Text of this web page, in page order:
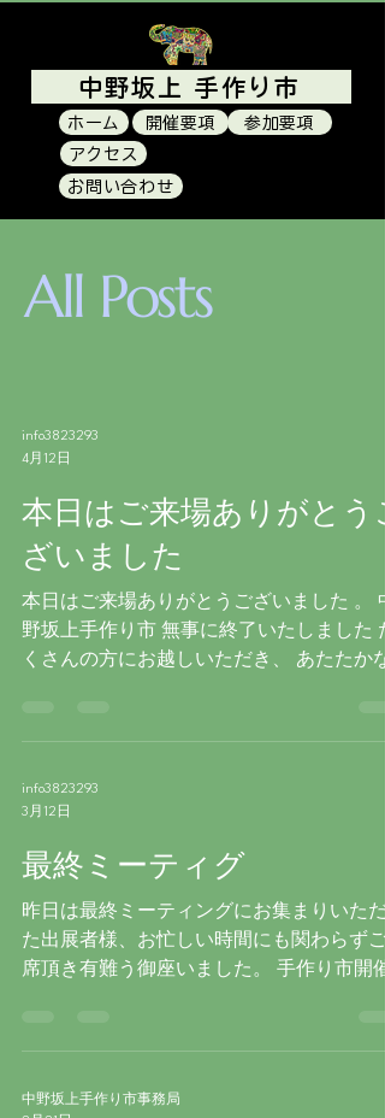
ホーム 開催要項
参加要項
アクセス
お問い合わせ
中野坂上 手作り市
All Posts
info3823293
4月12日
本日はご来場ありがとう
ざいました
本日はご来場ありがとうございました 。
野坂上手作り市 無事に終了いたしました
くさんの方にお越しいただき、 あたたかな
を選ばれる姿がとても印象的でした。 ご来
力いただいた皆さまに心より感謝申し上げ
info3823293
3月12日
最終ミーティグ
昨日は最終ミーティングにお集まりいただ
た出展者様、お忙しい時間にも関わらずご
席頂き有難う御座いました。 手作り市開催
す。 残念ながらご出席頂けなかった出展者
中野坂上手作り市事務局